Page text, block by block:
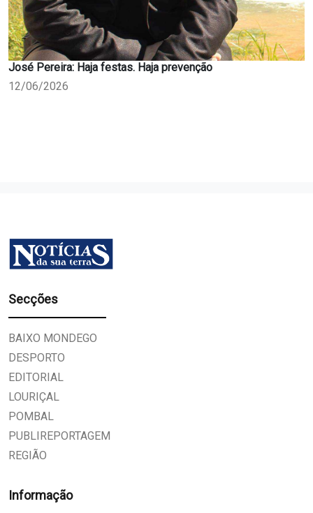
José Pereira: Haja festas. Haja prevenção
12/06/2026
Secções
BAIXO MONDEGO
DESPORTO
EDITORIAL
LOURIÇAL
POMBAL
PUBLIREPORTAGEM
REGIÃO
Informação